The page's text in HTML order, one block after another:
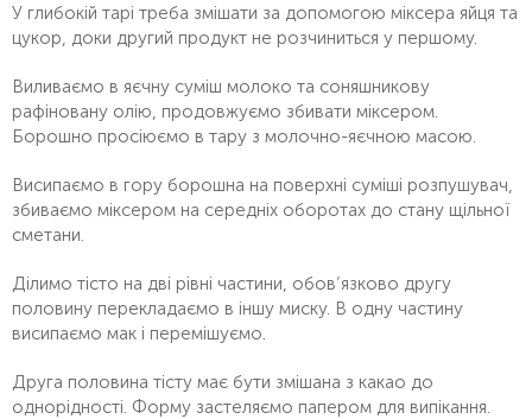
У глибокій тарі треба змішати за допомогою міксера яйця та
цукор, доки другий продукт не розчиниться у першому.
Виливаємо в яєчну суміш молоко та соняшникову
рафіновану олію, продовжуємо збивати міксером.
Борошно просіюємо в тару з молочно-яєчною масою.
Висипаємо в гору борошна на поверхні суміші розпушувач,
збиваємо міксером на середніх оборотах до стану щільної
сметани.
Ділимо тісто на дві рівні частини, обов’язково другу
половину перекладаємо в іншу миску. В одну частину
висипаємо мак і перемішуємо.
Друга половина тісту має бути змішана з какао до
однорідності. Форму застеляємо папером для випікання.